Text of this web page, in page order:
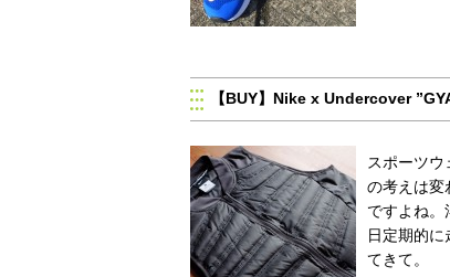
【BUY】Nike x Undercover
スポーツ
の考えは変
ですよね。
日定期的
てきて。